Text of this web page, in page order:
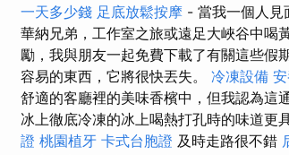
一天多少錢 足底放鬆按摩 - 當我一個人見
華納兄弟，工作室之旅或遠足大峽谷中喝
勵，我與朋友一起免費下載了有關這些假
容易的東西，它將很快丟失。 冷凍設備
舒適的客廳裡的美味香檳中，但我認為這
冰上徹底冷凍的冰上喝熱打孔時的味道更
證 桃園植牙 卡式台胞證 及時走路很不錯